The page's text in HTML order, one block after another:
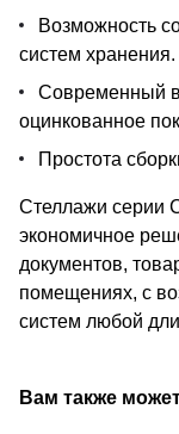
Возможность
систем хранения.
Современный
оцинкованное
Простота
Стеллажи серии
экономичное
документов,
помещениях, с
систем любой
Вам также